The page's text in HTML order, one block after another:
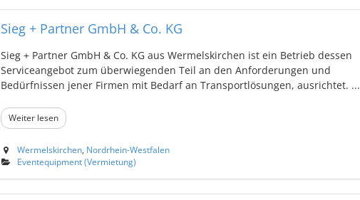
Sieg + Partner GmbH & Co. KG
Sieg + Partner GmbH & Co. KG aus Wermelskirchen ist ein Betrieb dessen
Serviceangebot zum überwiegenden Teil an den Anforderungen und
Bedürfnissen jener Firmen mit Bedarf an Transportlösungen, ausrichtet. ...
Weiter lesen
Wermelskirchen, Nordrhein-Westfalen
Eventequipment (Vermietung)